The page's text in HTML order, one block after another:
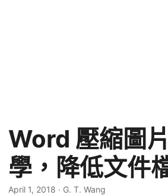
Word 壓縮圖
學，降低文件
April 1, 2018 · G. T. Wang